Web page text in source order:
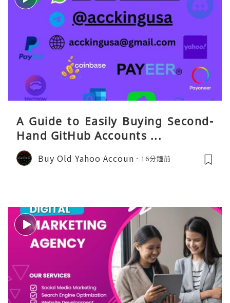
A Guide to Easily Buying Second-
Hand GitHub Accounts ...
Buy Old Yahoo Accoun 16分鐘前